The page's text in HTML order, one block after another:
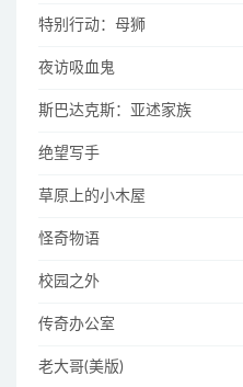
特别行动：母狮
夜访吸血鬼
斯巴达克斯：亚述家族
绝望写手
草原上的小木屋
怪奇物语
校园之外
传奇办公室
老大哥(美版)